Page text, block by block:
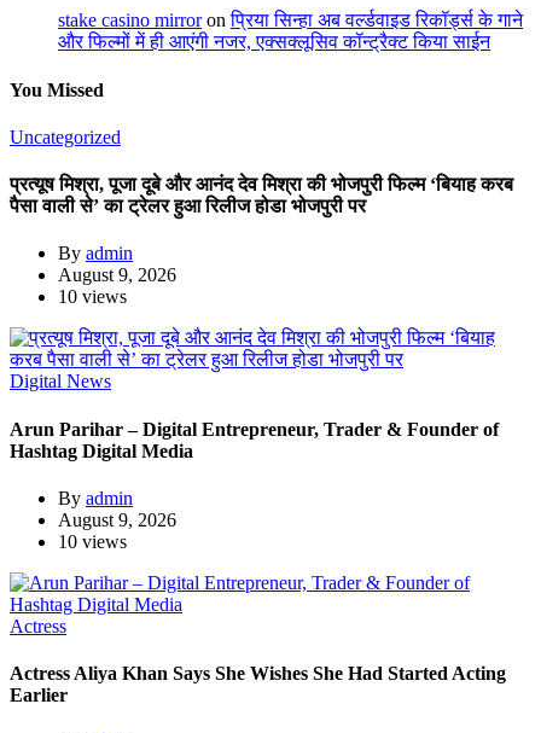
stake casino mirroronप्रिया सिन्हा अब वर्ल्डवाइड रिकॉर्ड्स के गाने
और फिल्मों में ही आएंगी नजर, एक्सक्लूसिव कॉन्ट्रैक्ट किया साईन
You Missed
Uncategorized
प्रत्यूष मिश्रा, पूजा दूबे और आनंद देव मिश्रा की भोजपुरी फिल्म ‘बियाह करब
पैसा वाली से’ का ट्रेलर हुआ रिलीज होडा भोजपुरी पर
By admin
August 9, 2026
10 views
Digital News
Arun Parihar – Digital Entrepreneur, Trader & Founder of
Hashtag Digital Media
By admin
August 9, 2026
10 views
Actress
Actress Aliya Khan Says She Wishes She Had Started Acting
Earlier